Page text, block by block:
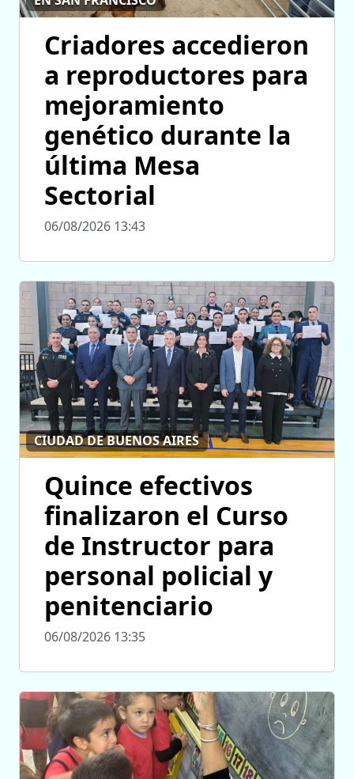
Criadores accedieron
a reproductores para
mejoramiento
genético durante la
última Mesa
Sectorial
06/08/2026 13:43
CIUDAD DE BUENOS AIRES
Quince efectivos
finalizaron el Curso
de Instructor para
personal policial y
penitenciario
06/08/2026 13:35